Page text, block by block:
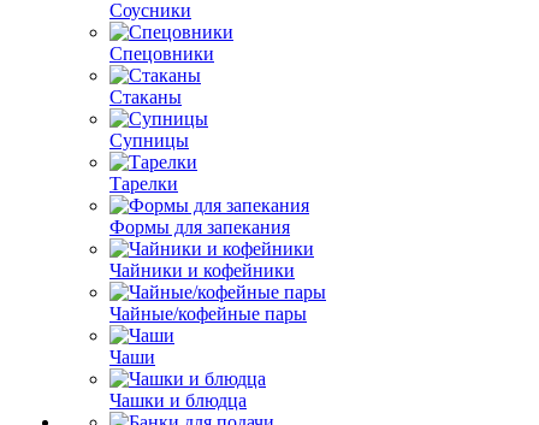
Соусники
Спецовники
Стаканы
Супницы
Тарелки
Формы для запекания
Чайники и кофейники
Чайные/кофейные пары
Чаши
Чашки и блюдца